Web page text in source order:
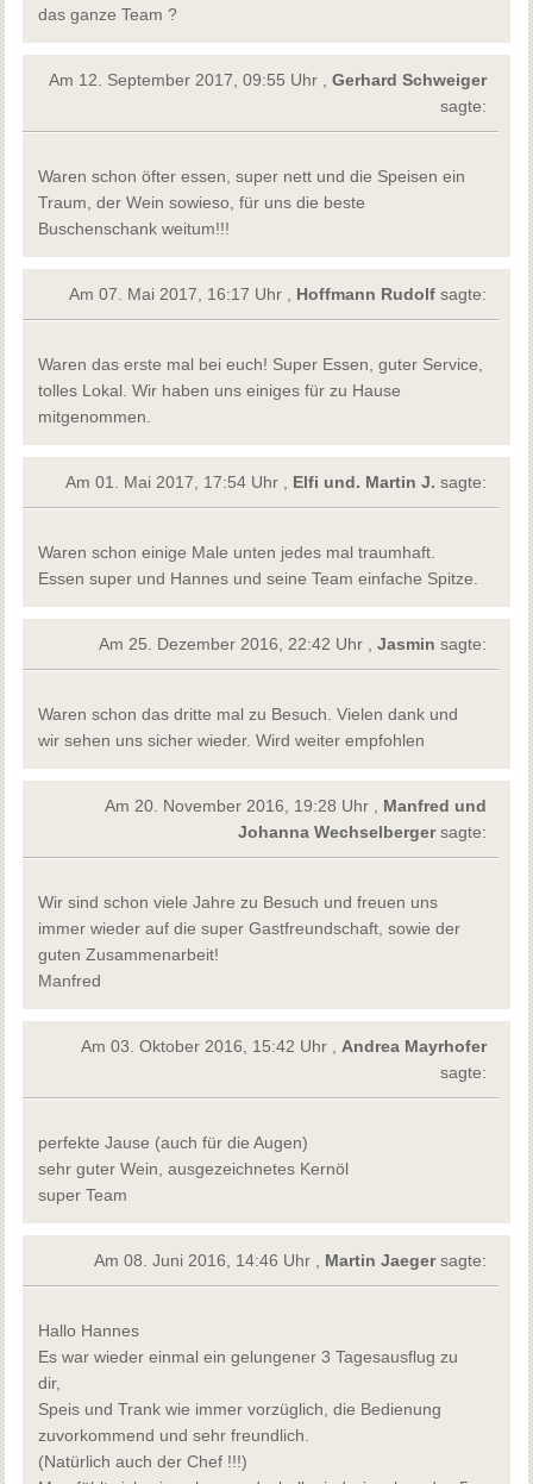
das ganze Team ?
Am 12. September 2017, 09:55 Uhr ,Gerhard Schweiger
sagte:
Waren schon öfter essen, super nett und die Speisen ein
Traum, der Wein sowieso, für uns die beste
Buschenschank weitum!!!
Am 07. Mai 2017, 16:17 Uhr , Hoffmann Rudolf sagte:
Waren das erste mal bei euch! Super Essen, guter Service,
tolles Lokal. Wir haben uns einiges für zu Hause
mitgenommen.
Am 01. Mai 2017, 17:54 Uhr , Elfi und. Martin J. sagte:
Waren schon einige Male unten jedes mal traumhaft.
Essen super und Hannes und seine Team einfache Spitze.
Am 25. Dezember 2016, 22:42 Uhr ,Jasmin sagte:
Waren schon das dritte mal zu Besuch. Vielen dank und
wir sehen uns sicher wieder. Wird weiter empfohlen
Am 20. November 2016, 19:28 Uhr , Manfred und
Johanna Wechselbergersagte:
Wir sind schon viele Jahre zu Besuch und freuen uns
immer wieder auf die super Gastfreundschaft, sowie der
guten Zusammenarbeit!
Manfred
Am 03. Oktober 2016, 15:42 Uhr , Andrea Mayrhofer
sagte:
perfekte Jause (auch für die Augen)
sehr guter Wein, ausgezeichnetes Kernöl
super Team
Am 08. Juni 2016, 14:46 Uhr , Martin Jaegersagte:
Hallo Hannes
Es war wieder einmal ein gelungener 3 Tagesausflug zu
dir,
Speis und Trank wie immer vorzüglich, die Bedienung
zuvorkommend und sehr freundlich.
(Natürlich auch der Chef !!!)